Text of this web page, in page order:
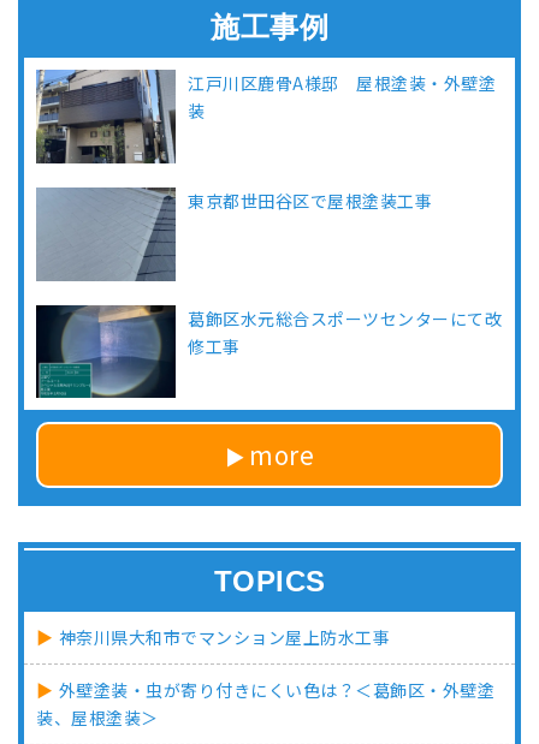
施工事例
江戸川区鹿骨A様邸 屋根塗装・外壁塗
装
東京都世田谷区で屋根塗装工事
葛飾区水元総合スポーツセンターにて改
修工事
more
TOPICS
神奈川県大和市でマンション屋上防水工事
外壁塗装・虫が寄り付きにくい色は？＜葛飾区・外壁塗
装、屋根塗装＞